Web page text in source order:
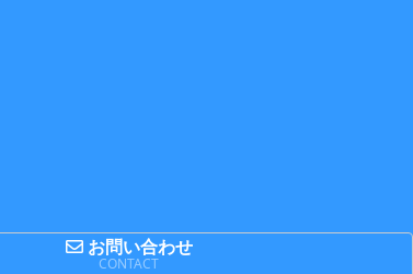
お問い合わせ
CONTACT